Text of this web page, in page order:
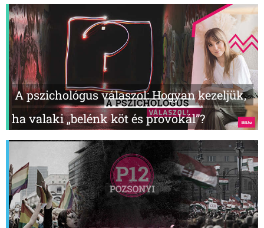
A pszichológus válaszol: Hogyan kezeljük,
ha valaki „belénk köt és provokál”?